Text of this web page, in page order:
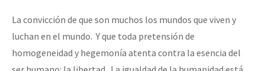
La convicción de que son muchos los mundos que viven y
luchan en el mundo. Y que toda pretensión de
homogeneidad y hegemonía atenta contra la esencia del